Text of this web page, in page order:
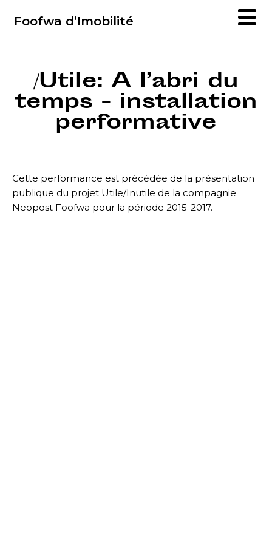
Foofwa d’Imobilité
/Utile: A l’abri du
temps - installation
performative
Cette performance est précédée de la présentation
publique du projet Utile/Inutile de la compagnie
Neopost Foofwa pour la période 2015-2017.